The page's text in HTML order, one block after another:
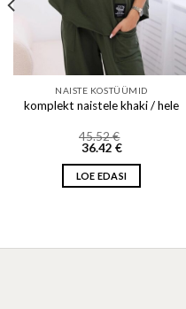
NAISTE KOSTÜÜMID
komplekt naistele khaki / hele
45.52€
36.42 €
LOE EDASI